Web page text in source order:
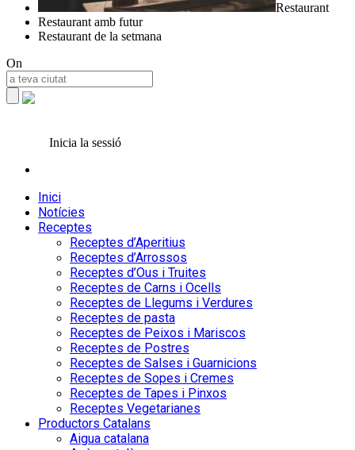
Restaurant
Restaurant amb futur
Restaurant de la setmana
On
Inicia la sessió
Inici
Notícies
Receptes
Receptes d’Aperitius
Receptes d’Arrossos
Receptes d’Ous i Truites
Receptes de Carns i Ocells
Receptes de Llegums i Verdures
Receptes de pasta
Receptes de Peixos i Mariscos
Receptes de Postres
Receptes de Salses i Guarnicions
Receptes de Sopes i Cremes
Receptes de Tapes i Pinxos
Receptes Vegetarianes
Productors Catalans
Aigua catalana